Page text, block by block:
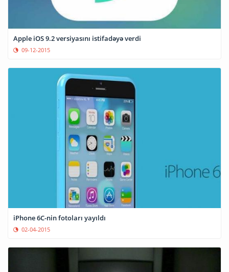
Apple iOS 9.2 versiyasını istifadəyə verdi
09-12-2015
iPhone 6C-nin fotoları yayıldı
02-04-2015